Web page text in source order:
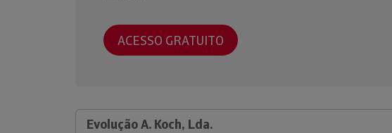
ACESSO GRATUITO
Evolução A. Koch, Lda.